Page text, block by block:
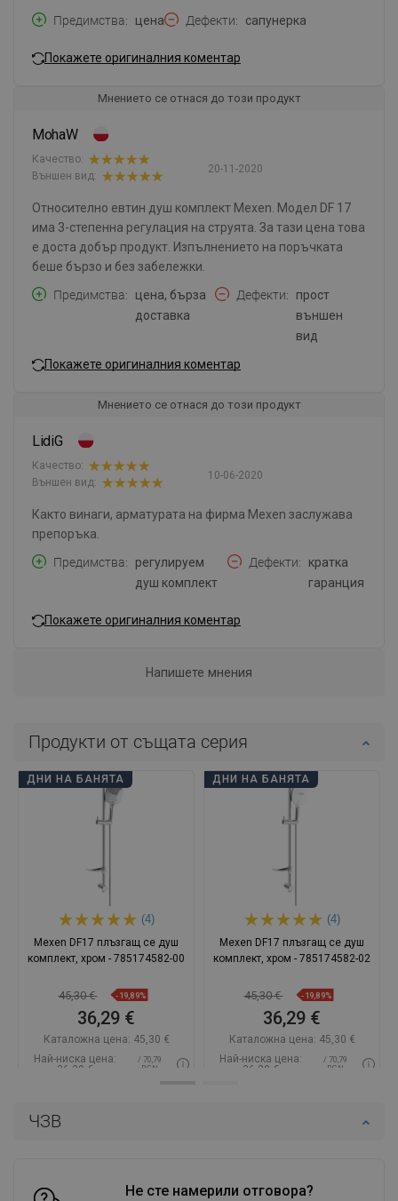
ЧЗВ
Не сте намерили отговора?
Предимства
цена Дефекти сапунерка
Покажете оригиналния коментар
Мнението се отнася до този продукт
MohaW
20-11-2020
Качество:
Външен вид:
Относително евтин душ комплект Mexen. Модел DF 17
има 3-степенна регулация на струята. За тази цена това
е доста добър продукт. Изпълнението на поръчката
беше бързо и без забележки.
Предимства
цена, бърза
доставка
Дефекти
прост
външен
вид
Покажете оригиналния коментар
Мнението се отнася до този продукт
LidiG
10-06-2020
Качество:
Външен вид:
Както винаги, арматурата на фирма Mexen заслужава
препоръка.
Предимства
регулируем
душ комплект
Дефекти
кратка
гаранция
Покажете оригиналния коментар
Напишете мнения
Продукти от същата серия
ДНИ НА БАНЯТА
(4)
Mexen DF17 плъзгащ се душ
комплект, хром - 785174582-00
45,30 € -19,89%
36,29 €
Каталожна цена: 45,30 €
Най-ниска цена:
36,29 €
/ 70,79
BGN
Добави в количката
ДНИ НА БАНЯТА
(4)
Mexen DF17 плъзгащ се душ
комплект, хром - 785174582-02
45,30 € -19,89%
36,29 €
Каталожна цена: 45,30 €
Най-ниска цена:
36,29 €
/ 70,79
BGN
Добави в количката